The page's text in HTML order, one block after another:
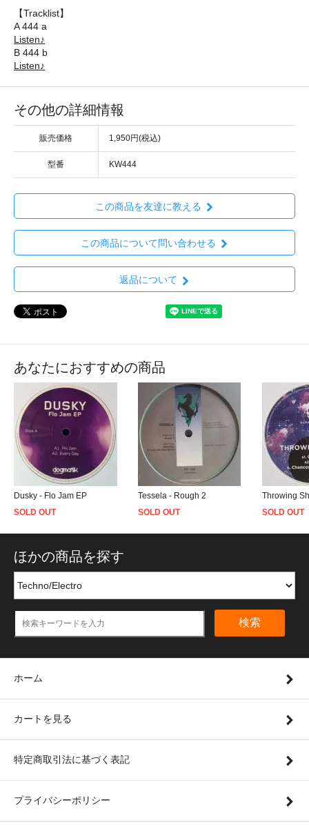
【Tracklist】
A 444 a
Listen♪
B 444 b
Listen♪
その他の詳細情報
販売価格 1,950円(税込)
型番 KW444
この商品を友達に教える
この商品について問い合わせる
返品について
あなたにおすすめの商品
Dusky - Flo Jam EP
SOLD OUT
Tessela - Rough 2
SOLD OUT
Throwing
SOLD OUT
ほかの商品を探す
検索
ホーム
カートを見る
特定商取引法に基づく表記
プライバシーポリシー